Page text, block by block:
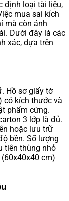
định loại tài liệu,
mua sai kích
mà còn ảnh
Dưới đây là các
xác, dựa trên
Hồ sơ giấy tờ
có kích thước và
phẩm cứng.
3 lớp là đủ.
hoặc lưu trữ
bền. Số lượng
tiên thùng nhỏ
cm)